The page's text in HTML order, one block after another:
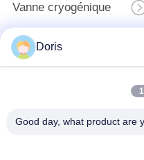
Vanne cryogénique
clapet anti-retour
valve réduisant la
Doris
Good day, what product are